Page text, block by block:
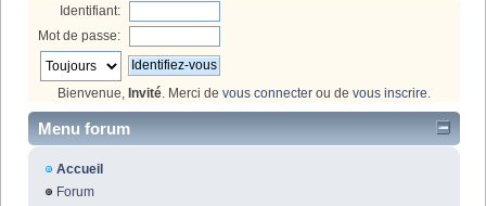
Identifiant:
Mot de passe:
Bienvenue, Invité. Merci de vous connecter ou de vous inscrire.
Menu forum
Accueil
Forum